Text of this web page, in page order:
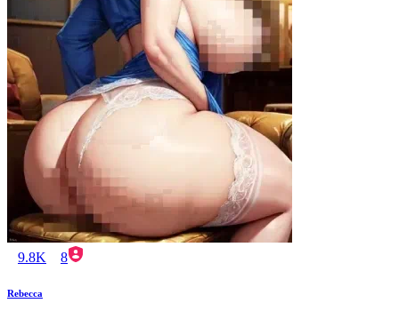
9.8K 8
Rebecca